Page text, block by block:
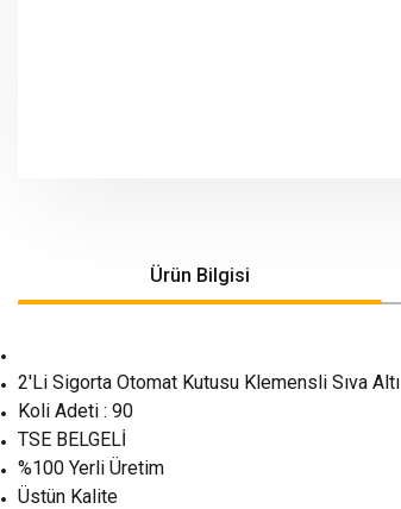
Ürün Bilgisi
2'Li Sigorta Otomat Kutusu Klemensli Sıva Altı
Koli Adeti : 90
TSE BELGELİ
%100 Yerli Üretim
Üstün Kalite